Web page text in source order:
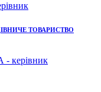
ТОВАРИСТВО